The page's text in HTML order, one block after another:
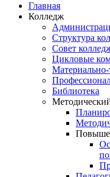
Главная
Колледж
Структура
Совет
Цикловые
Материально-
Библиотека